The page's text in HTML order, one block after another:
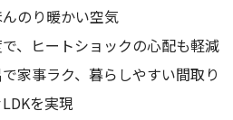
のり暖かい空気
、ヒートショックの心配も軽減
家事ラク、暮らしやすい間取り
を実現